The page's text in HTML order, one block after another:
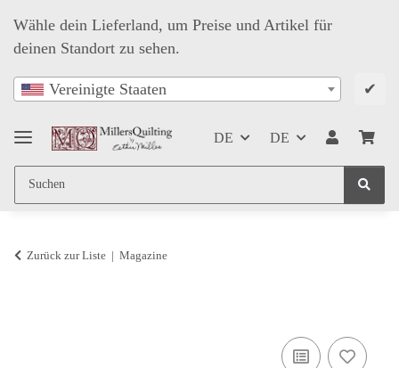
Wähle dein Lieferland, um Preise und Artikel für
deinen Standort zu sehen.
Vereinigte Staaten ✔
DE DE
Zurück zur Liste Magazine